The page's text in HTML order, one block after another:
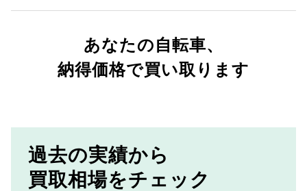
あなたの自転車、
納得価格で買い取ります
過去の実績から
買取相場をチェック